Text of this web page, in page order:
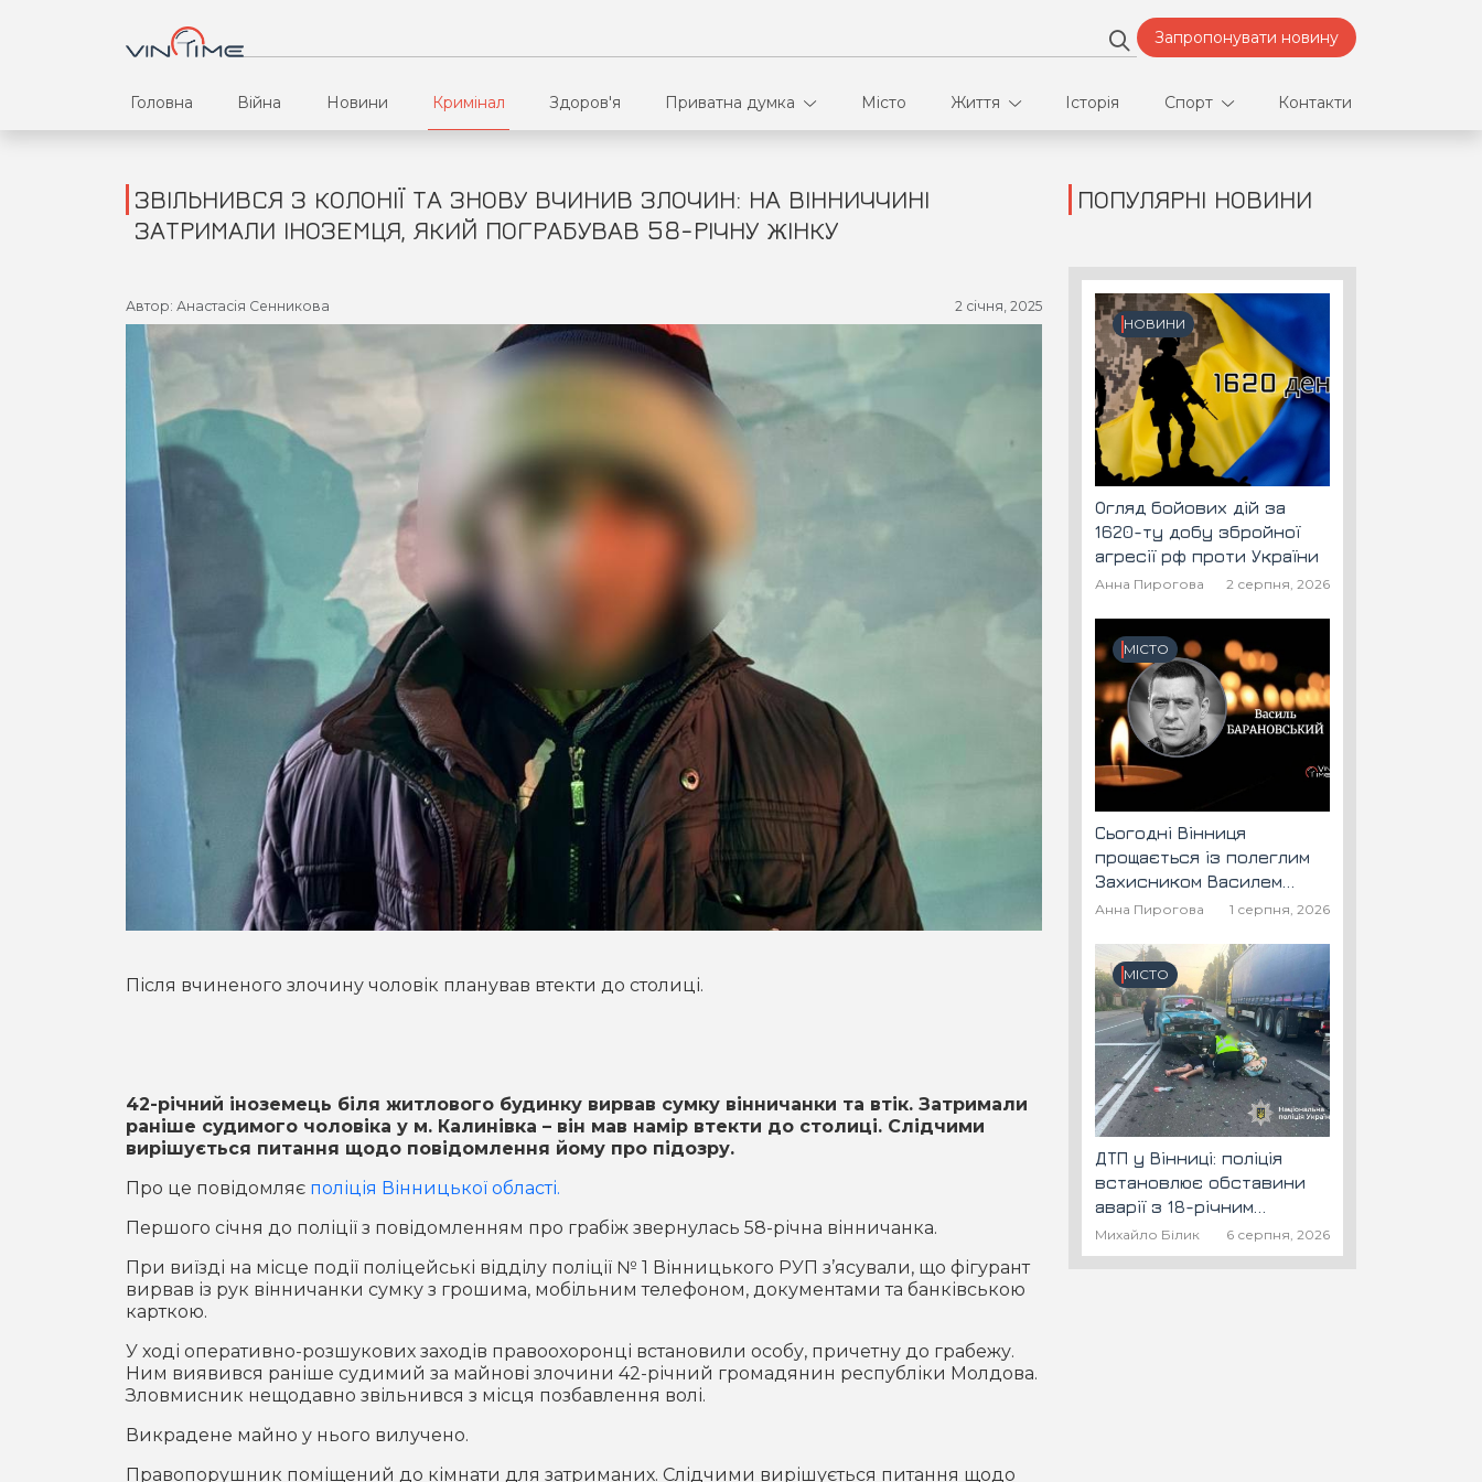
Запропонувати новину
Головна Війна Новини Кримінал Здоров'я Приватна думка
В кулуарах
Місто Життя
Партнери
Історія Спорт
Футбол
Контакти
ЗВІЛЬНИВСЯ З КОЛОНІЇ ТА ЗНОВУ ВЧИНИВ ЗЛОЧИН: НА ВІННИЧЧИНІ
ЗАТРИМАЛИ ІНОЗЕМЦЯ, ЯКИЙ ПОГРАБУВАВ 58-РІЧНУ ЖІНКУ
Автор: Анастасія Сенникова 2 січня, 2025
Після вчиненого злочину чоловік планував втекти до столиці.
42-річний іноземець біля житлового будинку вирвав сумку вінничанки та втік. Затримали
раніше судимого чоловіка у м. Калинівка – він мав намір втекти до столиці. Слідчими
вирішується питання щодо повідомлення йому про підозру.
Про це повідомляє поліція Вінницької області.
Першого січня до поліції з повідомленням про грабіж звернулась 58-річна вінничанка.
При виїзді на місце події поліцейські відділу поліції № 1 Вінницького РУП з’ясували, що фігурант
вирвав із рук вінничанки сумку з грошима, мобільним телефоном, документами та банківською
карткою.
У ході оперативно-розшукових заходів правоохоронці встановили особу, причетну до грабежу.
Ним виявився раніше судимий за майнові злочини 42-річний громадянин республіки Молдова.
Зловмисник нещодавно звільнився з місця позбавлення волі.
Викрадене майно у нього вилучено.
Правопорушник поміщений до кімнати для затриманих. Слідчими вирішується питання щодо
ПОПУЛЯРНІ НОВИНИ
НОВИНИ
Огляд бойових дій за
1620-ту добу збройної
агресії рф проти України
Анна Пирогова 2 серпня, 2026
МІСТО
Сьогодні Вінниця
прощається із полеглим
Захисником Василем
Барановським "Шторм"
Анна Пирогова 1 серпня, 2026
МІСТО
ДТП у Вінниці: поліція
встановлює обставини
аварії з 18-річним
скутеристом
Михайло Білик 6 серпня, 2026